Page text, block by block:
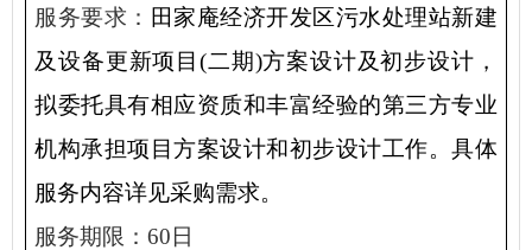
服务要求： 田家庵经济开发区污水处理站新建
及设备更新项目(二期)方案设计及初步设计，
拟委托具有相应资质和丰富经验的第三方专业
机构承担项目方案设计和初步设计工作。具体
服务内容详见采购需求。
服务期限：60日